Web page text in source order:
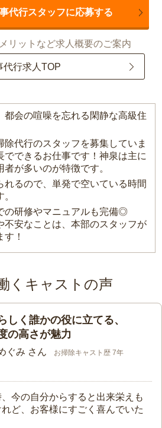
代行スタッフに応募する
リットなど求人概要のご案内
代行求人TOP
都会の喧噪を忘れる閑静な高級住
除代行のスタッフを募集していま
でできるお仕事です！神泉は主に
が多いのが特徴です。
れるので、単発で空いている時間
の研修やマニュアルも完備◎
不安なことは、本部のスタッフが
！
くキャストの声
しく誰かの役に立てる、
の高さが魅力
ぐみ さん お掃除キャスト歴 7年
今の自分からすると出来栄えも
ど、お客様にすごく喜んでいた